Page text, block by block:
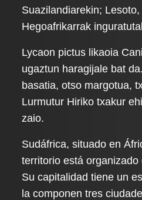
Suazilandiarekin; Lesoto,
Hegoafrikarrak
Lycaon pictus likaoia
ugaztun haragijale bat
basatia, otso margotua,
Lurmutur Hiriko txakur
zaio.
Sudáfrica, situado en
territorio está
Su capitalidad tiene un
la componen tres